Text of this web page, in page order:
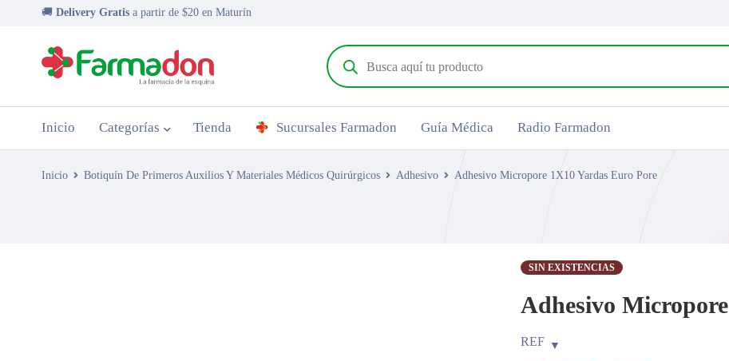
🚚 Delivery Gratis a partir de $20 en Maturín
Inicio Categorías Tienda Sucursales Farmadon Guía Médica Radio Farmadon
Inicio Botiquín De Primeros Auxilios Y Materiales Médicos Quirúrgicos Adhesivo Adhesivo Micropore 1X10 Yardas Euro Pore
SIN EXISTENCIAS
Adhesivo
REF